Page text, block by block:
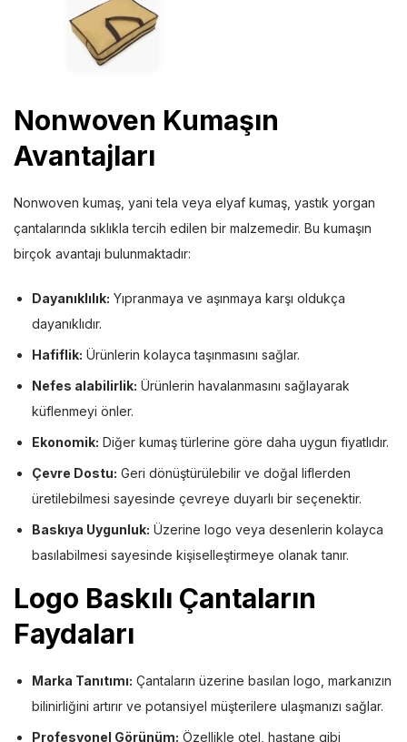
Nonwoven Kumaşın
Avantajları
Nonwoven kumaş, yani tela veya elyaf kumaş, yastık yorgan
çantalarında sıklıkla tercih edilen bir malzemedir. Bu kumaşın
birçok avantajı bulunmaktadır:
Dayanıklılık: Yıpranmaya ve aşınmaya karşı oldukça
dayanıklıdır.
Hafiflik: Ürünlerin kolayca taşınmasını sağlar.
Nefes alabilirlik: Ürünlerin havalanmasını sağlayarak
küflenmeyi önler.
Ekonomik: Diğer kumaş türlerine göre daha uygun fiyatlıdır.
Çevre Dostu: Geri dönüştürülebilir ve doğal liflerden
üretilebilmesi sayesinde çevreye duyarlı bir seçenektir.
Baskıya Uygunluk: Üzerine logo veya desenlerin kolayca
basılabilmesi sayesinde kişiselleştirmeye olanak tanır.
Logo Baskılı Çantaların
Faydaları
Marka Tanıtımı: Çantaların üzerine basılan logo, markanızın
bilinirliğini artırır ve potansiyel müşterilere ulaşmanızı sağlar.
Profesyonel Görünüm: Özellikle otel, hastane gibi